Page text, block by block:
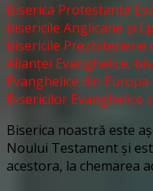
Biserica Protestantă
bisericile Anglicane și
bisericile Prezbiteriene
Alianței Evanghelice,
Evanghelice din
Bisericilor Evanghelice
Biserica noastră este
Noului Testament și
acestora, la chemarea